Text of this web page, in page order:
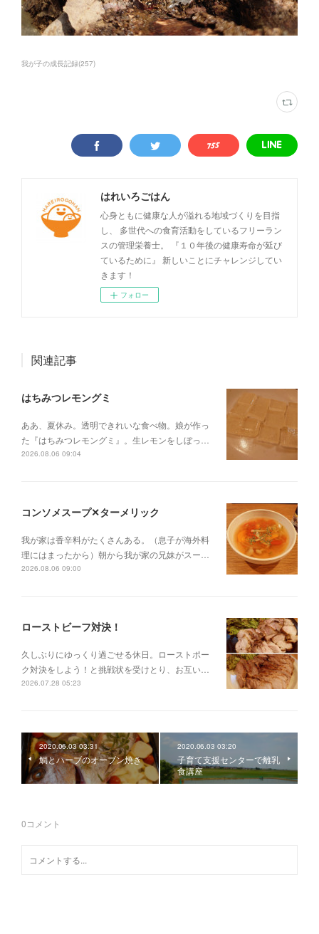
我が子の成長記録(257)
はれいろごはん
心身ともに健康な人が溢れる地域づくりを目指
し、 多世代への食育活動をしているフリーラン
スの管理栄養士。 『１０年後の健康寿命が延び
ているために』 新しいことにチャレンジしてい
きます！
フォロー
関連記事
はちみつレモングミ
ああ、夏休み。透明できれいな食べ物。娘が作っ
た『はちみつレモングミ』。生レモンをしぼっ…
2026.08.06 09:04
コンソメスープ✕ターメリック
我が家は香辛料がたくさんある。（息子が海外料
理にはまったから）朝から我が家の兄妹がスー…
2026.08.06 09:00
ローストビーフ対決！
久しぶりにゆっくり過ごせる休日。ローストポー
ク対決をしよう！と挑戦状を受けとり、お互い…
2026.07.28 05:23
2020.06.03 03:31
鯛とハーブのオーブン焼き
2020.06.03 03:20
子育て支援センターで離乳
食講座
0コメント